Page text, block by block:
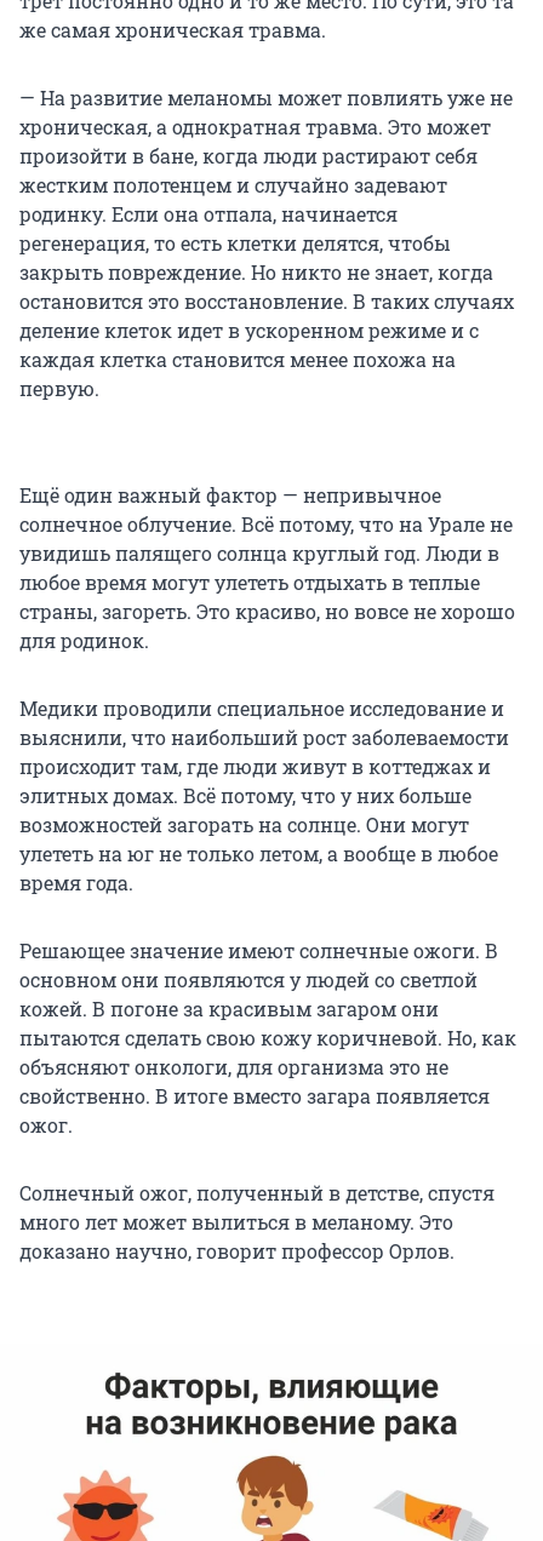
же самая хроническая травма.
— На развитие меланомы может повлиять уже не
хроническая, а однократная травма. Это может
произойти в бане, когда люди растирают себя
жестким полотенцем и случайно задевают
родинку. Если она отпала, начинается
регенерация, то есть клетки делятся, чтобы
закрыть повреждение. Но никто не знает, когда
остановится это восстановление. В таких случаях
деление клеток идет в ускоренном режиме и с
каждая клетка становится менее похожа на
первую.
Ещё один важный фактор — непривычное
солнечное облучение. Всё потому, что на Урале не
увидишь палящего солнца круглый год. Люди в
любое время могут улететь отдыхать в теплые
страны, загореть. Это красиво, но вовсе не хорошо
для родинок.
Медики проводили специальное исследование и
выяснили, что наибольший рост заболеваемости
происходит там, где люди живут в коттеджах и
элитных домах. Всё потому, что у них больше
возможностей загорать на солнце. Они могут
улететь на юг не только летом, а вообще в любое
время года.
Решающее значение имеют солнечные ожоги. В
основном они появляются у людей со светлой
кожей. В погоне за красивым загаром они
пытаются сделать свою кожу коричневой. Но, как
объясняют онкологи, для организма это не
свойственно. В итоге вместо загара появляется
ожог.
Солнечный ожог, полученный в детстве, спустя
много лет может вылиться в меланому. Это
доказано научно, говорит профессор Орлов.